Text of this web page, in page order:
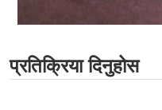
प्रतिक्रिया दिनुहोस